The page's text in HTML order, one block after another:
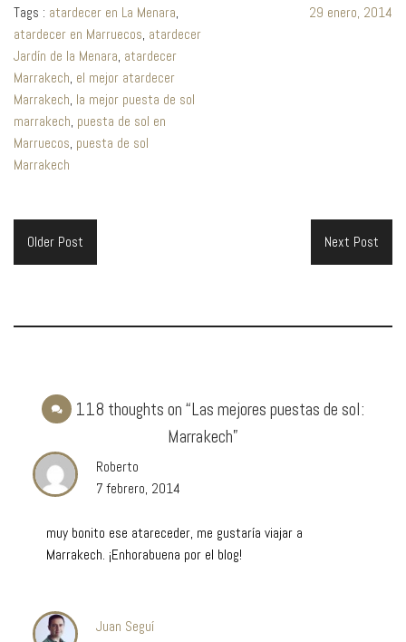
Tags : atardecer en La Menara,
atardecer en Marruecos, atardecer
Jardín de la Menara, atardecer
Marrakech, el mejor atardecer
Marrakech, la mejor puesta de sol
marrakech, puesta de sol en
Marruecos, puesta de sol
Marrakech
29 enero, 2014
Older Post Next Post
118 thoughts on “Las mejores puestas de sol:
Marrakech”
Roberto
7 febrero, 2014
muy bonito ese atareceder, me gustaría viajar a
Marrakech. ¡Enhorabuena por el blog!
Juan Seguí